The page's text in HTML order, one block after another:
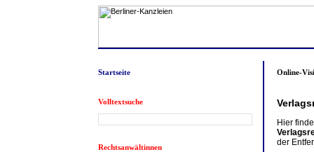
Startseite
Volltextsuche
Rechtsanwältinnen
Online-
Hier
der